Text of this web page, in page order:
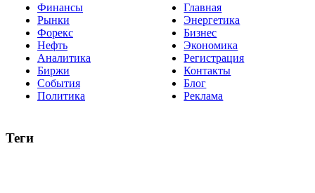
Финансы
Рынки
Форекс
Нефть
Аналитика
Биржи
События
Политика
Главная
Энергетика
Бизнес
Экономика
Регистрация
Контакты
Блог
Реклама
Теги